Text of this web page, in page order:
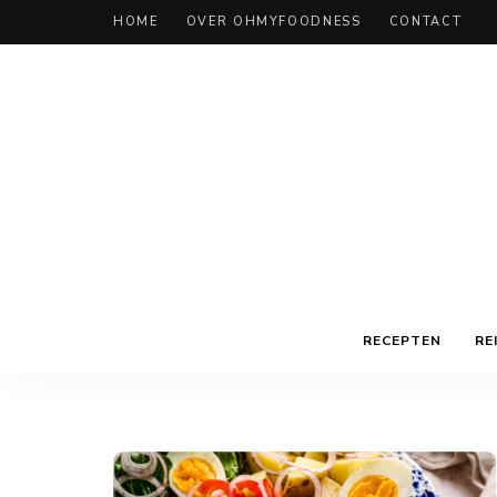
HOME OVER OHMYFOODNESS CONTACT
RECEPTEN